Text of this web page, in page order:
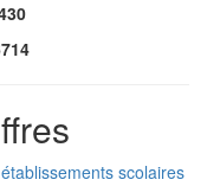
scolaires